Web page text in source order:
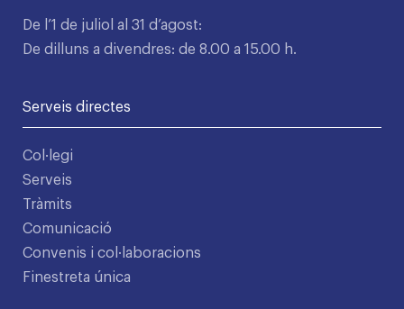
De l’1 de juliol al 31 d’agost:
De dilluns a divendres: de 8.00 a 15.00 h.
Serveis directes
Col·legi
Serveis
Tràmits
Comunicació
Convenis i col·laboracions
Finestreta única